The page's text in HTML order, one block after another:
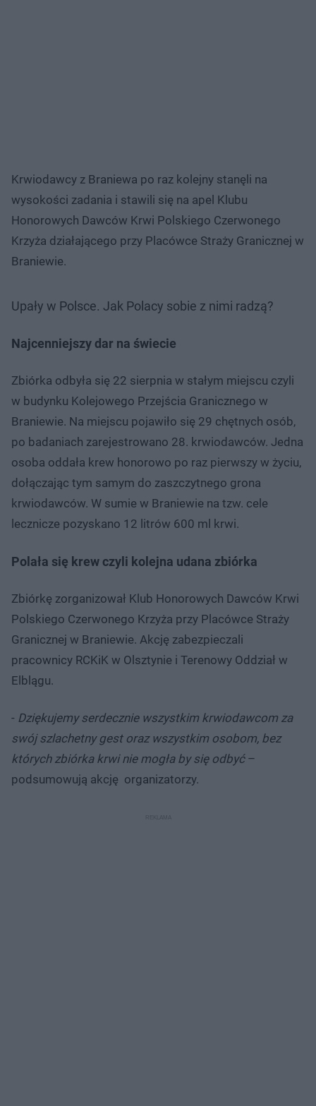
Krwiodawcy z Braniewa po raz kolejny stanęli na
wysokości zadania i stawili się na apel Klubu
Honorowych Dawców Krwi Polskiego Czerwonego
Krzyża działającego przy Placówce Straży Granicznej w
Braniewie.
Upały w Polsce. Jak Polacy sobie z nimi radzą?
Najcenniejszy dar na świecie
Zbiórka odbyła się 22 sierpnia w stałym miejscu czyli
w budynku Kolejowego Przejścia Granicznego w
Braniewie. Na miejscu pojawiło się 29 chętnych osób,
po badaniach zarejestrowano 28. krwiodawców. Jedna
osoba oddała krew honorowo po raz pierwszy w życiu,
dołączając tym samym do zaszczytnego grona
krwiodawców. W sumie w Braniewie na tzw. cele
lecznicze pozyskano 12 litrów 600 ml krwi.
Polała się krew czyli kolejna udana zbiórka
Zbiórkę zorganizował Klub Honorowych Dawców Krwi
Polskiego Czerwonego Krzyża przy Placówce Straży
Granicznej w Braniewie. Akcję zabezpieczali
pracownicy RCKiK w Olsztynie i Terenowy Oddział w
Elblągu.
- Dziękujemy serdecznie wszystkim krwiodawcom za
swój szlachetny gest oraz wszystkim osobom, bez
których zbiórka krwi nie mogła by się odbyć–
podsumowują akcję organizatorzy.